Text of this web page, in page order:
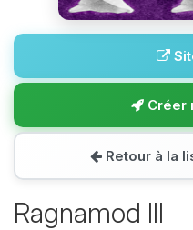
Créer
Retour à la
Ragnamod III